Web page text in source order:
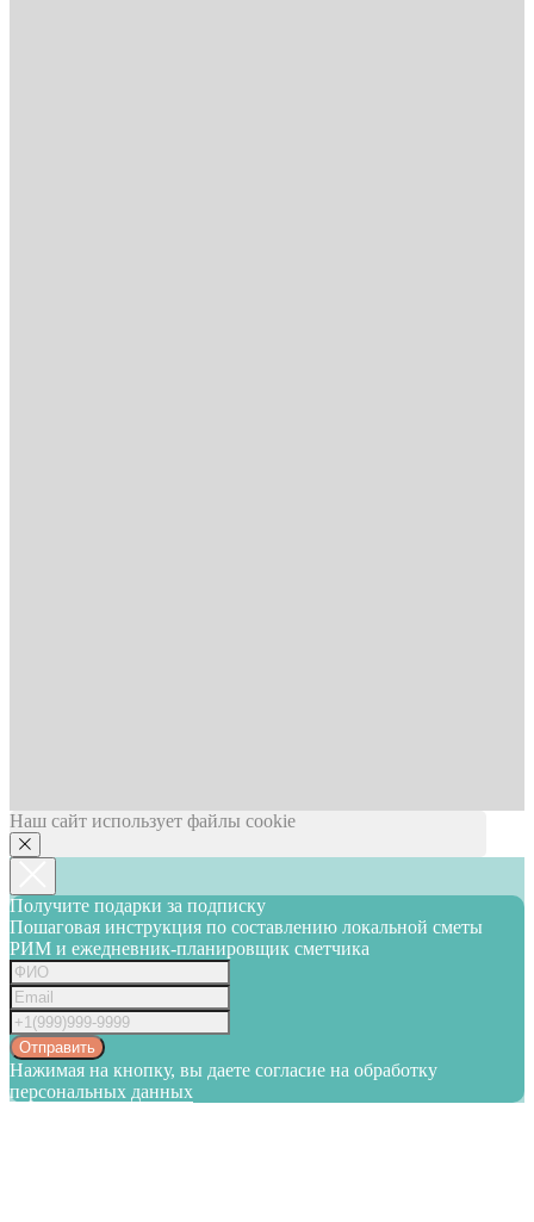
Наш сайт использует файлы cookie
Получите подарки за подписку
Пошаговая инструкция по составлению локальной сметы
РИМ и ежедневник-планировщик сметчика
Отправить
Нажимая на кнопку, вы даете согласие на обработку
персональных данных